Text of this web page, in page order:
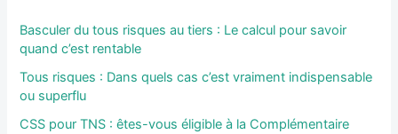
Basculer du tous risques au tiers : Le calcul pour savoir
quand c’est rentable
Tous risques : Dans quels cas c’est vraiment indispensable
ou superflu
CSS pour TNS : êtes-vous éligible à la Complémentaire